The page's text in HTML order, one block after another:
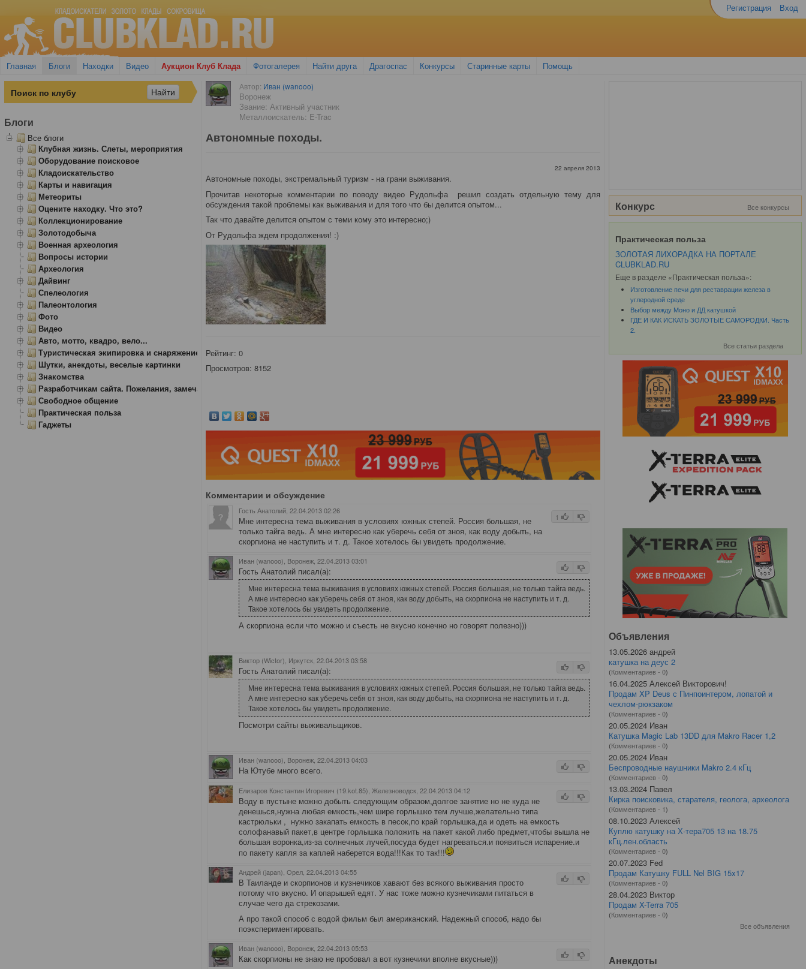
Регистрация Вход
Главная Блоги Находки Видео Аукцион Клуб Клада Фотогалерея Найти друга Драгоспас Конкурсы Старинные карты Помощь
Автор: Иван (wanooo)
Воронеж
Звание: Активный участник
Металлоискатель: E-Trac
Автономные походы.
22 апреля 2013
Автономные походы, экстремальный туризм - на грани выживания.
Прочитав некоторые комментарии по поводу видео Рудольфа решил создать отдельную тему для
обсуждения такой проблемы как выживания и для того что бы делится опытом...
Так что давайте делится опытом с теми кому это интересно;)
От Рудольфа ждем продолжения! :)
Рейтинг: 0
Просмотров: 8152
Комментарии и обсуждение
1
Гость Анатолий, 22.04.2013 02:26
Мне интересна тема выживания в условиях южных степей. Россия большая, не
только тайга ведь. А мне интересно как уберечь себя от зноя, как воду добыть, на
скорпиона не наступить и т. д. Такое хотелось бы увидеть продолжение.
Иван (wanooo), Воронеж, 22.04.2013 03:01
Гость Анатолий писал(а):
Мне интересна тема выживания в условиях южных степей. Россия большая, не только тайга ведь.
А мне интересно как уберечь себя от зноя, как воду добыть, на скорпиона не наступить и т. д.
Такое хотелось бы увидеть продолжение.
А скорпиона если что можно и съесть не вкусно конечно но говорят полезно)))
Виктор (Wictor), Иркутск, 22.04.2013 03:58
Гость Анатолий писал(а):
Мне интересна тема выживания в условиях южных степей. Россия большая, не только тайга ведь.
А мне интересно как уберечь себя от зноя, как воду добыть, на скорпиона не наступить и т. д.
Такое хотелось бы увидеть продолжение.
Посмотри сайты выживальщиков.
Иван (wanooo), Воронеж, 22.04.2013 04:03
На Ютубе много всего.
Елизаров Константин Игоревич (19.kot.85), Железноводск, 22.04.2013 04:12
Воду в пустыне можно добыть следующим образом,долгое занятие но не куда не
денешься,нужна любая емкость,чем шире горлышко тем лучше,желательно типа
кастрюльки , нужно закапать емкость в песок,по край горлышка,да и одеть на емкость
солофанавый пакет,в центре горлышка положить на пакет какой либо предмет,чтобы вышла не
большая воронка,из-за солнечных лучей,посуда будет нагреваться.и появиться испарение.и
по пакету капля за каплей наберется вода!!!Как то так!!!
Андрей (japan), Орел, 22.04.2013 04:55
В Таиланде и скорпионов и кузнечиков хавают без всякого выживания просто
потому что вкусно. И опарышей едят. У нас тоже можно кузнечиками питаться в
случае чего да стрекозами.
А про такой способ с водой фильм был американский. Надежный способ, надо бы
поэкспериментировать.
Иван (wanooo), Воронеж, 22.04.2013 05:53
Как скорпионы не знаю не пробовал а вот кузнечики вполне вкусные)))
Блоги
Все блоги
Клубная жизнь. Слеты, мероприятия
Оборудование поисковое
Кладоискательство
Карты и навигация
Метеориты
Оцените находку. Что это?
Коллекционирование
Золотодобыча
Военная археология
Вопросы истории
Археология
Дайвинг
Спелеология
Палеонтология
Фото
Видео
Авто, мотто, квадро, вело...
Туристическая экипировка и снаряжение
Шутки, анекдоты, веселые картинки
Знакомства
Разработчикам сайта. Пожелания, замечания.
Свободное общение
Практическая польза
Гаджеты
Конкурс Все конкурсы
Практическая польза
ЗОЛОТАЯ ЛИХОРАДКА НА ПОРТАЛЕ
CLUBKLAD.RU
Еще в разделе «Практическая польза»:
Изготовление печи для реставрации железа в
углеродной среде
Выбор между Моно и ДД катушкой
ГДЕ И КАК ИСКАТЬ ЗОЛОТЫЕ САМОРОДКИ. Часть
2.
Все статьи раздела
Объявления
13.05.2026 андрей
катушка на деус 2
(Комментариев - 0)
16.04.2025 Алексей Викторович!
Продам XP Deus с Пинпоинтером, лопатой и
чехлом-рюкзаком
(Комментариев - 0)
20.05.2024 Иван
Катушка Magic Lab 13DD для Makro Racer 1,2
(Комментариев - 0)
20.05.2024 Иван
Беспроводные наушники Makro 2.4 кГц
(Комментариев - 0)
13.03.2024 Павел
Кирка поисковика, старателя, геолога, археолога
(Комментариев - 1)
08.10.2023 Алексей
Куплю катушку на Х-тера705 13 на 18.75
кГц.лен.область
(Комментариев - 0)
20.07.2023 Fed
Продам Катушку FULL Nel BIG 15x17
(Комментариев - 0)
28.04.2023 Виктор
Продам X-Terra 705
(Комментариев - 0)
Все объявления
Анекдоты